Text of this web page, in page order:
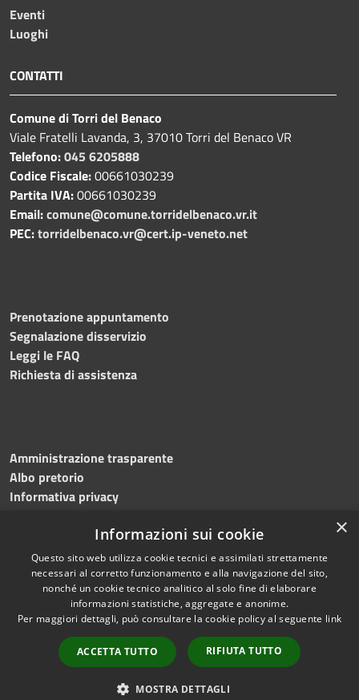
Eventi
Luoghi
CONTATTI
Comune di Torri del Benaco
Viale Fratelli Lavanda, 3, 37010 Torri del Benaco VR
Telefono:045 6205888
Codice Fiscale:00661030239
Partita IVA:00661030239
Email:comune@comune.torridelbenaco.vr.it
PEC:torridelbenaco.vr@cert.ip-veneto.net
Prenotazione appuntamento
Segnalazione disservizio
Leggi le FAQ
Richiesta di assistenza
Amministrazione trasparente
Albo pretorio
Informativa privacy
Dichiarazione di accessibilità
RSS
Accessibilità
Copyright © 2023 •
Comune di
Benaco • Powered
byMunicipium•Redazione
×
Informazioni sui cookie
Questo sito web utilizza cookie tecnici e assimilati strettamente
necessari al corretto funzionamento e alla navigazione del sito,
nonché un cookie tecnico analitico al solo fine di elaborare
informazioni statistiche, aggregate e anonime.
Per maggiori dettagli, può consultare la cookie policy al seguente link
ACCETTA TUTTO RIFIUTA TUTTO
MOSTRA DETTAGLI